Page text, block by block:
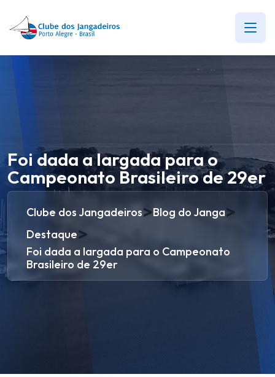
Foi dada a largada para o
Campeonato Brasileiro de 29er
Clube dos Jangadeiros>Blog do Janga>
Destaque>
Foi dada a largada para o Campeonato
Brasileiro de 29er